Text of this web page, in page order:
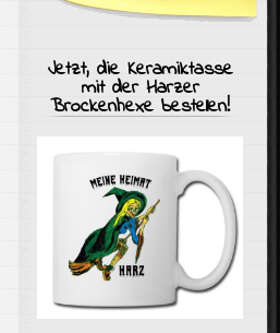
Jetzt, die Keramiktasse
mit der Harzer
Brockenhexe bestellen!